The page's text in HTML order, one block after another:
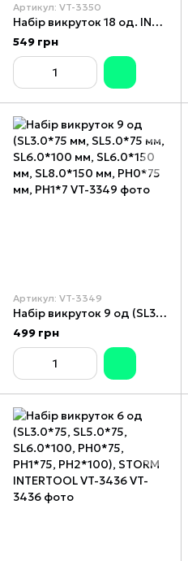
Артикул: VT-3350
Набір викруток 18 од. INTERTOOL VT-3350
549 грн
Артикул: VT-3349
Набір викруток 9 од (SL3.0*75 мм, SL5.0*75 мм, SL6.0*100 мм, SL6.0*150 мм, SL8.0*150 мм, PH0*75 мм, PH1*7
499 грн